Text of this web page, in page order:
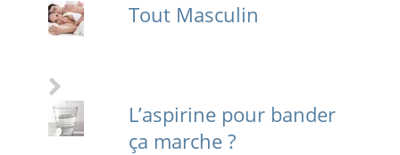
Tout Masculin
L’aspirine pour bander
ça marche ?